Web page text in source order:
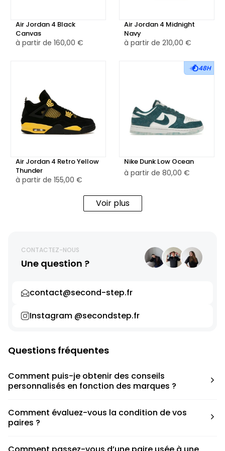
Air Jordan 4 Black
Canvas
à partir de 160,00 €
Air Jordan 4 Midnight
Navy
à partir de 210,00 €
Air Jordan 4 Retro Yellow
Thunder
à partir de 155,00 €
48H
Nike Dunk Low Ocean
à partir de 80,00 €
Voir plus
CONTACTEZ-NOUS
Une question ?
contact@second-step.fr
Instagram @secondstep.fr
Questions fréquentes
Comment puis-je obtenir des conseils
personnalisés en fonction des marques ?
pour déterminer la taille appropriée, que ce soit une taille
en dessous, au-dessus ou correspondant à votre taille
Comment évaluez-vous la condition de vos
paires ?